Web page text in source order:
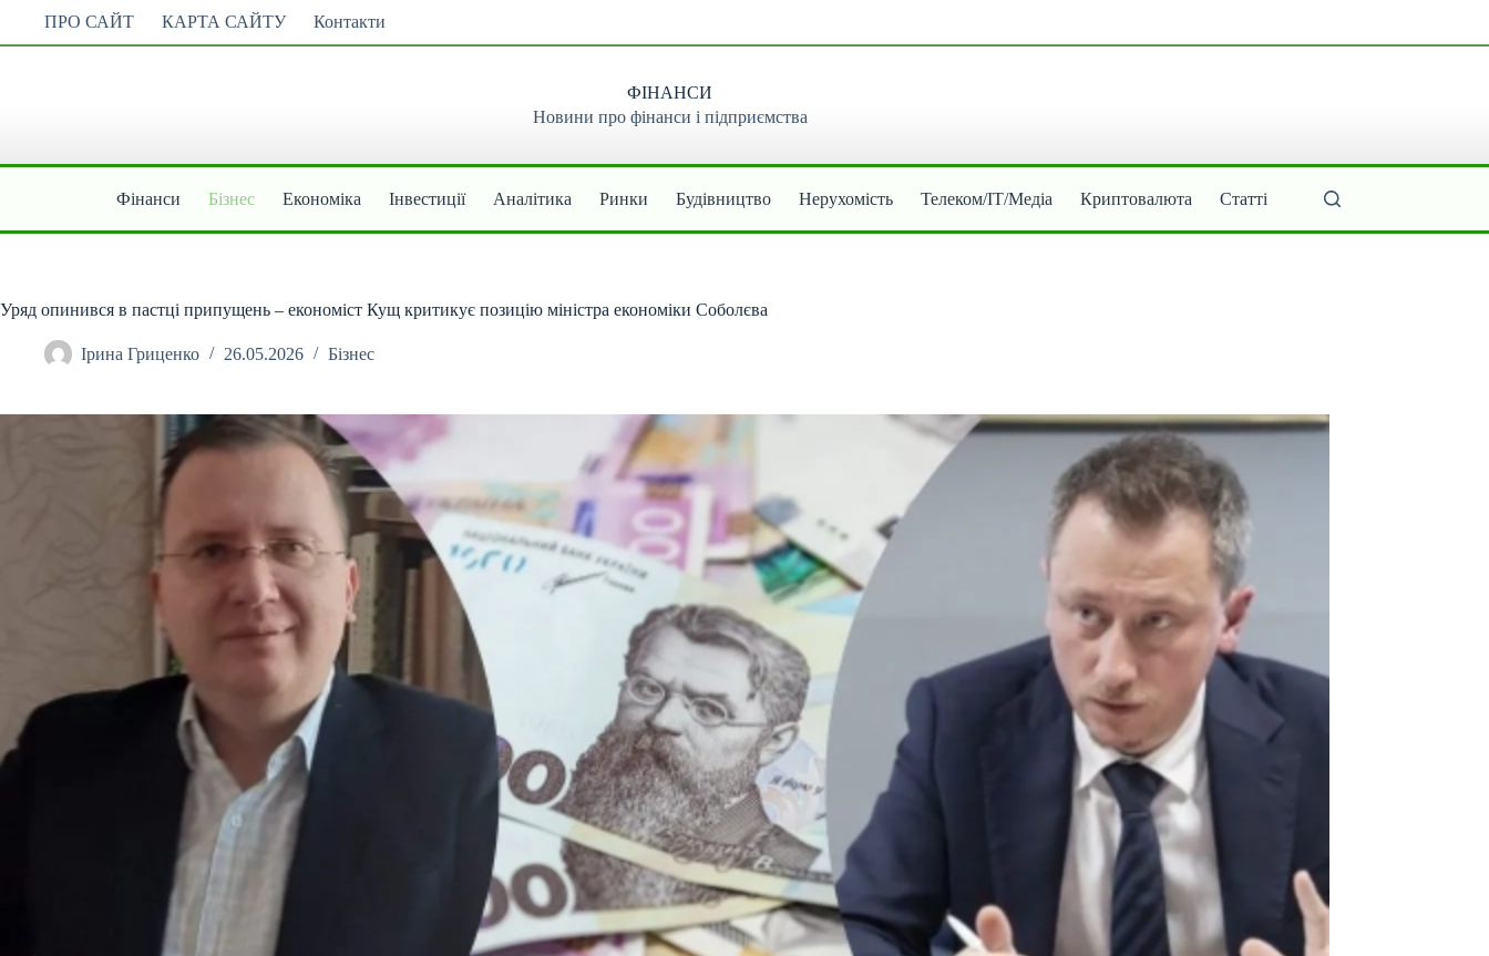
вмісту
ПРО САЙТ КАРТА САЙТУ Контакти
ФІНАНСИ
Новини про фінанси і підприємства
Фінанси Бізнес Економіка Інвестиції Аналітика Ринки Будівництво Нерухомість Телеком/ІТ/Медіа Криптовалюта Статті
Уряд опинився в пастці припущень – економіст Кущ критикує позицію міністра економіки Соболєва
Ірина Гриценко 26.05.2026 Бізнес